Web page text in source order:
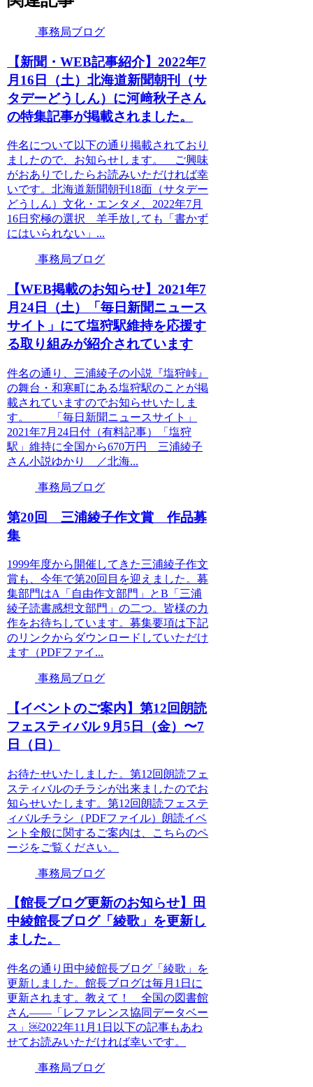
事務局ブログ
【新聞・WEB記事紹介】2022年7
月16日（土）北海道新聞朝刊（サ
タデーどうしん）に河﨑秋子さん
の特集記事が掲載されました。
件名について以下の通り掲載されており
ましたので、お知らせします。 ご興味
がおありでしたらお読みいただければ幸
いです。北海道新聞朝刊18面（サタデー
どうしん）文化・エンタメ、2022年7月
16日究極の選択 羊手放しても「書かず
にはいられない」...
事務局ブログ
【WEB掲載のお知らせ】2021年7
月24日（土）「毎日新聞ニュース
サイト」にて塩狩駅維持を応援す
る取り組みが紹介されています
件名の通り、三浦綾子の小説『塩狩峠』
の舞台・和寒町にある塩狩駅のことが掲
載されていますのでお知らせいたしま
す。 「毎日新聞ニュースサイト」
2021年7月24日付（有料記事）「塩狩
駅」維持に全国から670万円 三浦綾子
さん小説ゆかり ／北海...
事務局ブログ
第20回 三浦綾子作文賞 作品募
集
1999年度から開催してきた三浦綾子作文
賞も、今年で第20回目を迎えました。募
集部門はA「自由作文部門」とB「三浦
綾子読書感想文部門」の二つ。皆様の力
作をお待ちしています。募集要項は下記
のリンクからダウンロードしていただけ
ます（PDFファイ...
事務局ブログ
【イベントのご案内】第12回朗読
フェスティバル 9月5日（金）〜7
日（日）
お待たせいたしました。第12回朗読フェ
スティバルのチラシが出来ましたのでお
知らせいたします。第12回朗読フェステ
ィバルチラシ（PDFファイル）朗読イベ
ント全般に関するご案内は、こちらのペ
ージをご覧ください。
事務局ブログ
【館長ブログ更新のお知らせ】田
中綾館長ブログ「綾歌」を更新し
ました。
件名の通り田中綾館長ブログ「綾歌」を
更新しました。館長ブログは毎月1日に
更新されます。教えて！ 全国の図書館
さん――「レファレンス協同データベー
ス」￼2022年11月1日以下の記事もあわ
せてお読みいただければ幸いです。
事務局ブログ